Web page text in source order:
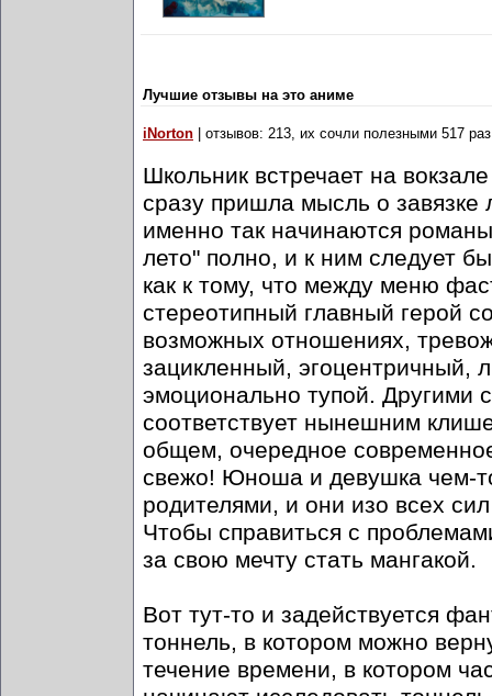
Лучшие отзывы на это аниме
iNorton | отзывов: 213, их сочли полезными 517 раз
Школьник встречает на
сразу пришла мысль о
именно так начинаются
лето" полно, и к ним следует
как к тому, что между меню
стереотипный главный герой
возможных отношениях,
зацикленный, эгоцентричный,
эмоционально тупой. Другими
соответствует нынешним
общем, очередное
свежо! Юноша и девушка чем-
родителями, и они изо всех
Чтобы справиться с
за свою мечту стать мангакой.
Вот тут-то и задействуется
тоннель, в котором можно
течение времени, в котором